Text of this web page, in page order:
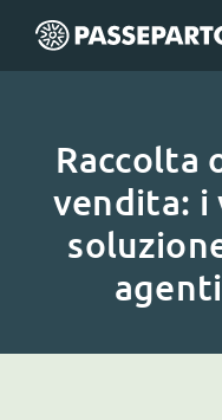
Raccolta
vendita: i